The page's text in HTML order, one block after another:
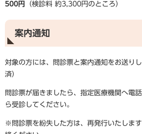
500円 （検診料 約3,300円のところ）​
案内通知
対象の方には、問診票と案内通知をお送り
済）
問診票が届きましたら、指定医療機関へ電
ら受診してください。
※問診票を紛失した方は、再発行いたしま